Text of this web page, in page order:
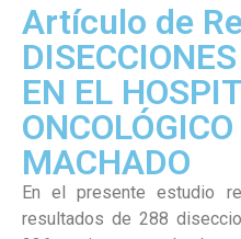
Artículo de
EN EL
MACHADO
En el presente estudio
resultados de 288